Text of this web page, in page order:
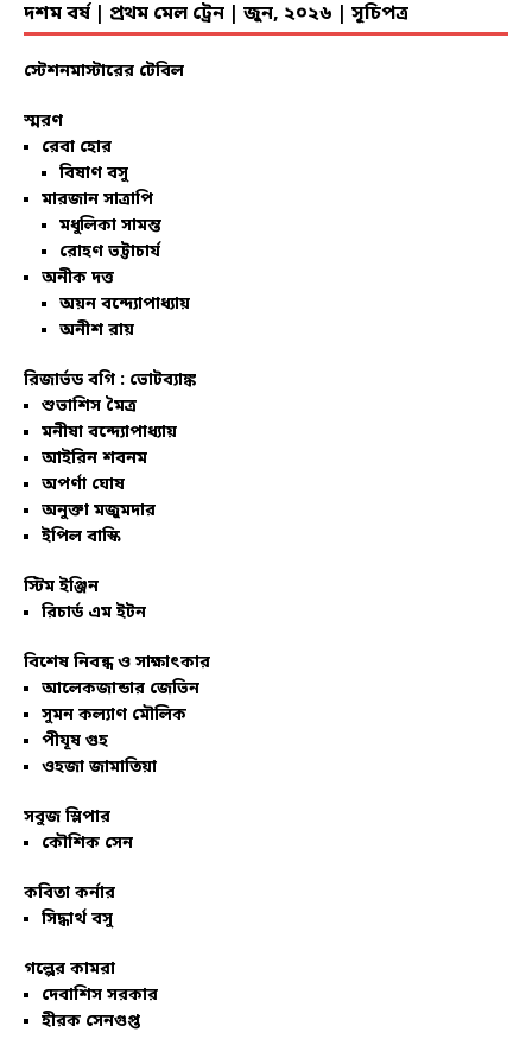
দশম বর্ষ | প্রথম মেল ট্রেন | জুন, ২০২৬ | সূচিপত্র
স্টেশনমাস্টারের টেবিল
স্মরণ
রেবা হোর
বিষাণ বসু
মারজান সাত্রাপি
মধুলিকা সামন্ত
রোহণ ভট্টাচার্য
অনীক দত্ত
অয়ন বন্দ্যোপাধ্যায়
অনীশ রায়
রিজার্ভড বগি : ভোটব্যাঙ্ক
শুভাশিস মৈত্র
মনীষা বন্দ্যোপাধ্যায়
আইরিন শবনম
অপর্ণা ঘোষ
অনুক্তা মজুমদার
ইপিল বাস্কি
স্টিম ইঞ্জিন
রিচার্ড এম ইটন
বিশেষ নিবন্ধ ও সাক্ষাৎকার
আলেকজান্ডার জেভিন
সুমন কল্যাণ মৌলিক
পীযূষ গুহ
ওহজা জামাতিয়া
সবুজ স্লিপার
কৌশিক সেন
কবিতা কর্নার
সিদ্ধার্থ বসু
গল্পের কামরা
দেবাশিস সরকার
হীরক সেনগুপ্ত